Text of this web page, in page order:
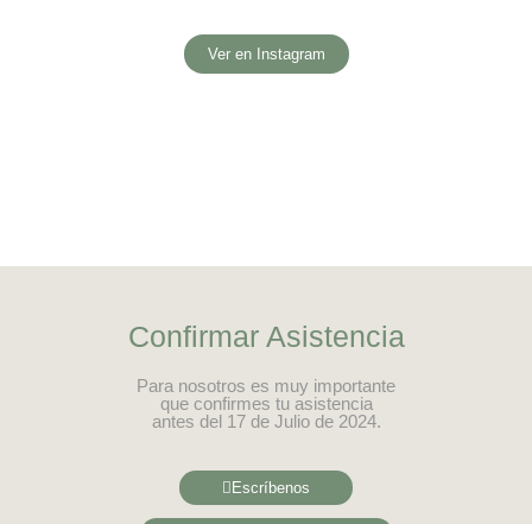
Ver en Instagram
Confirmar Asistencia
Para nosotros es muy importante
que confirmes tu asistencia
antes del 17 de Julio de 2024.
Escríbenos